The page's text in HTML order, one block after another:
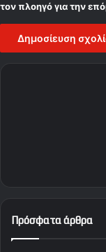
τον πλοηγό για την
Πρόσφατα άρθρα